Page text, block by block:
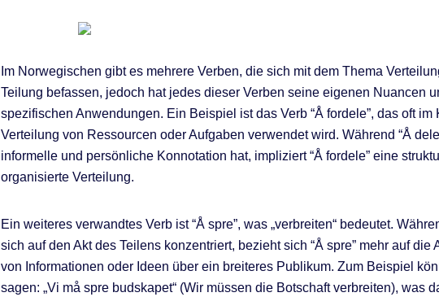
Im Norwegischen gibt es mehrere Verben, die sich mit dem Thema
Teilung befassen, jedoch hat jedes dieser Verben seine eigenen Nuancen
spezifischen Anwendungen. Ein Beispiel ist das Verb “Å fordele”, das oft im
Verteilung von Ressourcen oder Aufgaben verwendet wird. Während “Å
informelle und persönliche Konnotation hat, impliziert “Å fordele” eine
organisierte Verteilung.
Ein weiteres verwandtes Verb ist “Å spre”, was „verbreiten“ bedeutet.
sich auf den Akt des Teilens konzentriert, bezieht sich “Å spre” mehr auf die
von Informationen oder Ideen über ein breiteres Publikum. Zum Beispiel
sagen: „Vi må spre budskapet“ (Wir müssen die Botschaft verbreiten), was